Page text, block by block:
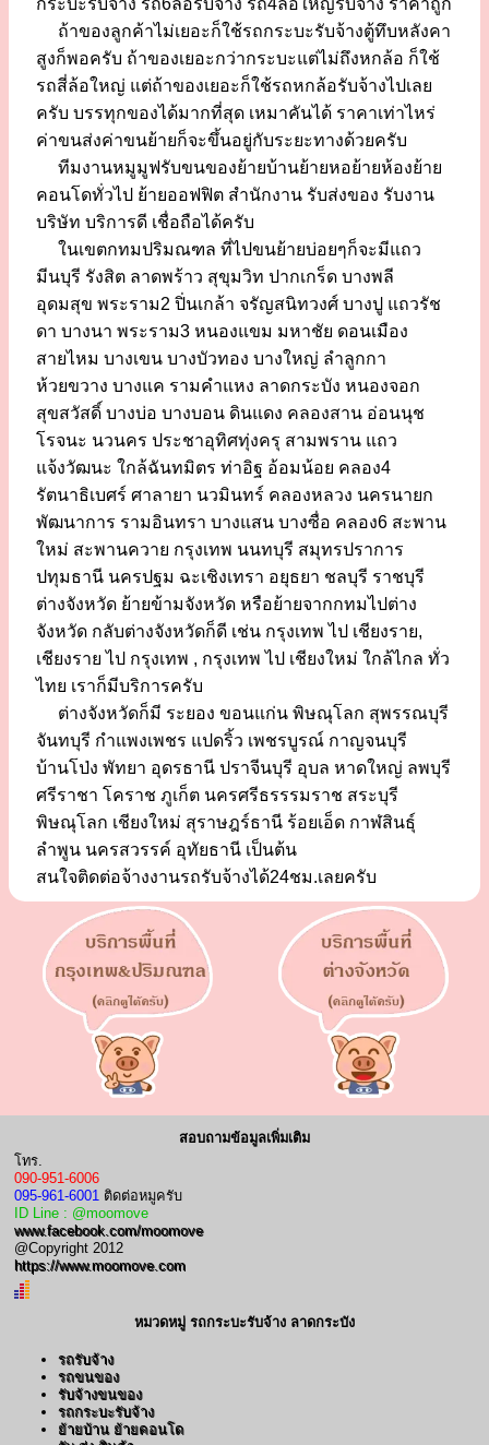
ถ้าของลูกค้าไม่เยอะก็ใช้รถกระบะรับจ้างตู้ทึบหลังคา
สูงก็พอครับ ถ้าของเยอะกว่ากระบะแต่ไม่ถึงหกล้อ ก็ใช้
รถสี่ล้อใหญ่ แต่ถ้าของเยอะก็ใช้รถหกล้อรับจ้างไปเลย
ครับ บรรทุกของได้มากที่สุด เหมาคันได้ ราคาเท่าไหร่
ค่าขนส่งค่าขนย้ายก็จะขึ้นอยู่กับระยะทางด้วยครับ
ทีมงานหมูมูฟรับขนของย้ายบ้านย้ายหอย้ายห้องย้าย
คอนโดทั่วไป ย้ายออฟฟิต สำนักงาน รับส่งของ รับงาน
บริษัท บริการดี เชื่อถือได้ครับ
ในเขตกทมปริมณฑล ที่ไปขนย้ายบ่อยๆก็จะมีแถว
มีนบุรี รังสิต ลาดพร้าว สุขุมวิท ปากเกร็ด บางพลี
อุดมสุข พระราม2 ปิ่นเกล้า จรัญสนิทวงศ์ บางปู แถวรัช
ดา บางนา พระราม3 หนองแขม มหาชัย ดอนเมือง
สายไหม บางเขน บางบัวทอง บางใหญ่ ลำลูกกา
ห้วยขวาง บางแค รามคำแหง ลาดกระบัง หนองจอก
สุขสวัสดิ์ บางบ่อ บางบอน ดินแดง คลองสาน อ่อนนุช
โรจนะ นวนคร ประชาอุทิศทุ่งครุ สามพราน แถว
แจ้งวัฒนะ ใกล้ฉันทมิตร ท่าอิฐ อ้อมน้อย คลอง4
รัตนาธิเบศร์ ศาลายา นวมินทร์ คลองหลวง นครนายก
พัฒนาการ รามอินทรา บางแสน บางซื่อ คลอง6 สะพาน
ใหม่ สะพานควาย กรุงเทพ นนทบุรี สมุทรปราการ
ปทุมธานี นครปฐม ฉะเชิงเทรา อยุธยา ชลบุรี ราชบุรี
ต่างจังหวัด ย้ายข้ามจังหวัด หรือย้ายจากกทมไปต่าง
จังหวัด กลับต่างจังหวัดก็ดี เช่น กรุงเทพ ไป เชียงราย,
เชียงราย ไป กรุงเทพ , กรุงเทพ ไป เชียงใหม่ ใกล้ไกล ทั่ว
ไทย เราก็มีบริการครับ
ต่างจังหวัดก็มี ระยอง ขอนแก่น พิษณุโลก สุพรรณบุรี
จันทบุรี กำแพงเพชร แปดริ้ว เพชรบูรณ์ กาญจนบุรี
บ้านโป่ง พัทยา อุดรธานี ปราจีนบุรี อุบล หาดใหญ่ ลพบุรี
ศรีราชา โคราช ภูเก็ต นครศรีธรรรมราช สระบุรี
พิษณุโลก เชียงใหม่ สุราษฎร์ธานี ร้อยเอ็ด กาฬสินธุ์
ลำพูน นครสวรรค์ อุทัยธานี เป็นต้น
สนใจติดต่อจ้างงานรถรับจ้างได้24ชม.เลยครับ
สอบถามข้อมูลเพิ่มเติม
โทร.
090-951-6006
095-961-6001 ติดต่อหมูครับ
ID Line : @moomove
www.facebook.com/moomove
@Copyright 2012
https://www.moomove.com
หมวดหมู่ รถกระบะรับจ้าง ลาดกระบัง
รถรับจ้าง
รถขนของ
รับจ้างขนของ
รถกระบะรับจ้าง
ย้ายบ้าน ย้ายคอนโด